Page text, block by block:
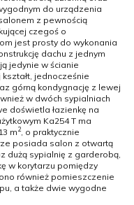
do urządzenia
z pewnością
czegoś o
jest prosty do wykonania
dachu z jednym
jedynie w ścianie
jednocześnie
górną kondygnację z lewej
w dwóch sypialniach
doświetla łazienkę na
Ka254 T ma
m2, o praktycznie
posiada salon z otwartą
dużą sypialnię z garderobą,
w korytarzu pomiędzy
również pomieszczenie
a także dwie wygodne